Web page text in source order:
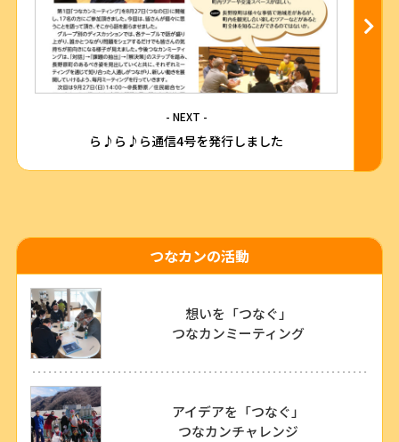
- NEXT -
ら♪ら♪ら通信4号を発行しました
つなカンの活動
想いを「つなぐ」
つなカンミーティング
アイデアを「つなぐ」
つなカンチャレンジ